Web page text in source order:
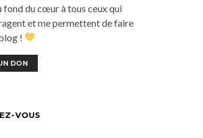
fond du cœur à tous ceux qui
et me permettent de faire
!
DON
VOUS